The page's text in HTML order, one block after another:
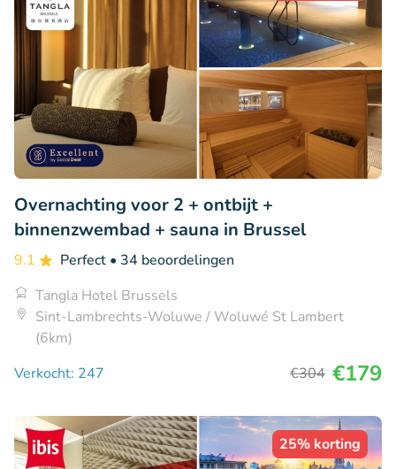
Overnachting voor 2 + ontbijt +
binnenzwembad + sauna in Brussel
9.1 Perfect • 34 beoordelingen
Tangla Hotel Brussels
Sint-Lambrechts-Woluwe / Woluwé St Lambert
(6km)
Verkocht: 247
€304 €179
25% korting